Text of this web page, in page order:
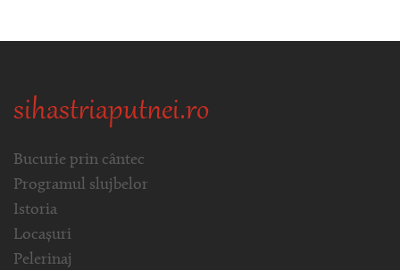
sihastriaputnei.ro
Bucurie prin cântec
Programul slujbelor
Istoria
Locașuri
Pelerinaj